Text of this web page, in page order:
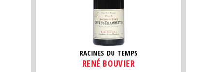
RACINES DU TEMPS
RENÉ BOUVIER